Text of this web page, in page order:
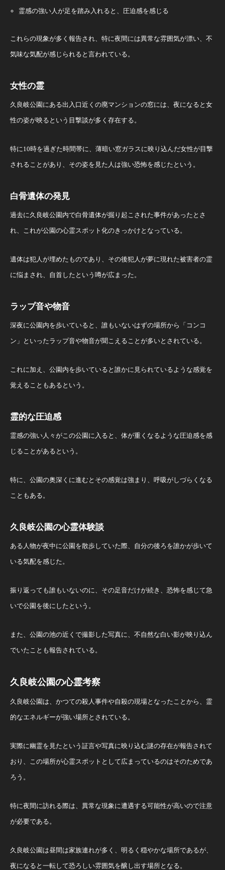
霊感の強い人が足を踏み入れると、圧迫感を感じる
これらの現象が多く報告され、特に夜間には異常な雰囲気が漂い、不
気味な気配が感じられると言われている。
女性の霊
久良岐公園にある出入口近くの廃マンションの窓には、夜になると女
性の姿が映るという目撃談が多く存在する。
特に10時を過ぎた時間帯に、薄暗い窓ガラスに映り込んだ女性が目撃
されることがあり、その姿を見た人は強い恐怖を感じたという。
白骨遺体の発見
過去に久良岐公園内で白骨遺体が掘り起こされた事件があったとさ
れ、これが公園の心霊スポット化のきっかけとなっている。
遺体は犯人が埋めたものであり、その後犯人が夢に現れた被害者の霊
に悩まされ、自首したという噂が広まった。
ラップ音や物音
深夜に公園内を歩いていると、誰もいないはずの場所から「コンコ
ン」といったラップ音や物音が聞こえることが多いとされている。
これに加え、公園内を歩いていると誰かに見られているような感覚を
覚えることもあるという。
霊的な圧迫感
霊感の強い人々がこの公園に入ると、体が重くなるような圧迫感を感
じることがあるという。
特に、公園の奥深くに進むとその感覚は強まり、呼吸がしづらくなる
こともある。
久良岐公園の心霊体験談
ある人物が夜中に公園を散歩していた際、自分の後ろを誰かが歩いて
いる気配を感じた。
振り返っても誰もいないのに、その足音だけが続き、恐怖を感じて急
いで公園を後にしたという。
また、公園の池の近くで撮影した写真に、不自然な白い影が映り込ん
でいたことも報告されている。
久良岐公園の心霊考察
久良岐公園は、かつての殺人事件や自殺の現場となったことから、霊
的なエネルギーが強い場所とされている。
実際に幽霊を見たという証言や写真に映り込む謎の存在が報告されて
おり、この場所が心霊スポットとして広まっているのはそのためであ
ろう。
特に夜間に訪れる際は、異常な現象に遭遇する可能性が高いので注意
が必要である。
久良岐公園は昼間は家族連れが多く、明るく穏やかな場所であるが、
夜になると一転して恐ろしい雰囲気を醸し出す場所となる。